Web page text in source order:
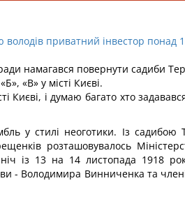
приватний інвестор понад
намагався повернути садиби
«В» у місті Києві.
Києві, і думаю багато хто
у стилі неоготики. Із садибою
розташовувалось
із 13 на 14 листопада 1918
- Володимира Винниченка та